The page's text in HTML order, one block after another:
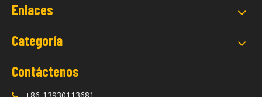
Enlaces
Categoría
Contáctenos
